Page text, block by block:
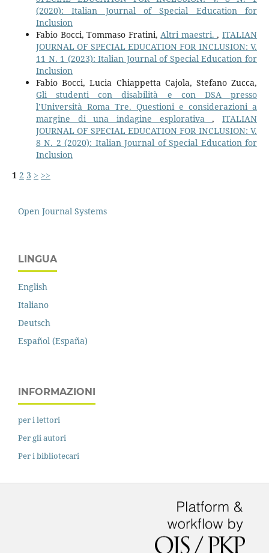
(2020): Italian Journal of Special Education for
Inclusion
Fabio Bocci, Tommaso Fratini,Altri maestri.,ITALIAN
JOURNAL OF SPECIAL EDUCATION FOR INCLUSION: V.
11 N. 1 (2023): Italian Journal of Special Education for
Inclusion
Fabio Bocci, Lucia Chiappetta Cajola, Stefano Zucca,
Gli studenti con disabilità e con DSA presso
l’Università Roma Tre. Questioni e considerazioni a
margine di una indagine esplorativa,ITALIAN
JOURNAL OF SPECIAL EDUCATION FOR INCLUSION: V.
8 N. 2 (2020): Italian Journal of Special Education for
Inclusion
1 2 3 > >>
Open Journal Systems
LINGUA
English
Italiano
Deutsch
Español (España)
INFORMAZIONI
per i lettori
Per gli autori
Per i bibliotecari